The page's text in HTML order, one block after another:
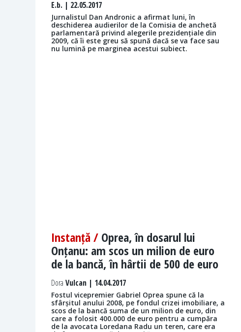
E.b. | 22.05.2017
Jurnalistul Dan Andronic a afirmat luni, în
deschiderea audierilor de la Comisia de anchetă
parlamentară privind alegerile prezidențiale din
2009, că îi este greu să spună dacă se va face sau
nu lumină pe marginea acestui subiect.
Instanță / Oprea, în dosarul lui
Onțanu: am scos un milion de euro
de la bancă, în hârtii de 500 de euro
Dora Vulcan | 14.04.2017
Fostul vicepremier Gabriel Oprea spune că la
sfârșitul anului 2008, pe fondul crizei imobiliare, a
scos de la bancă suma de un milion de euro, din
care a folosit 400.000 de euro pentru a cumpăra
de la avocata Loredana Radu un teren, care era